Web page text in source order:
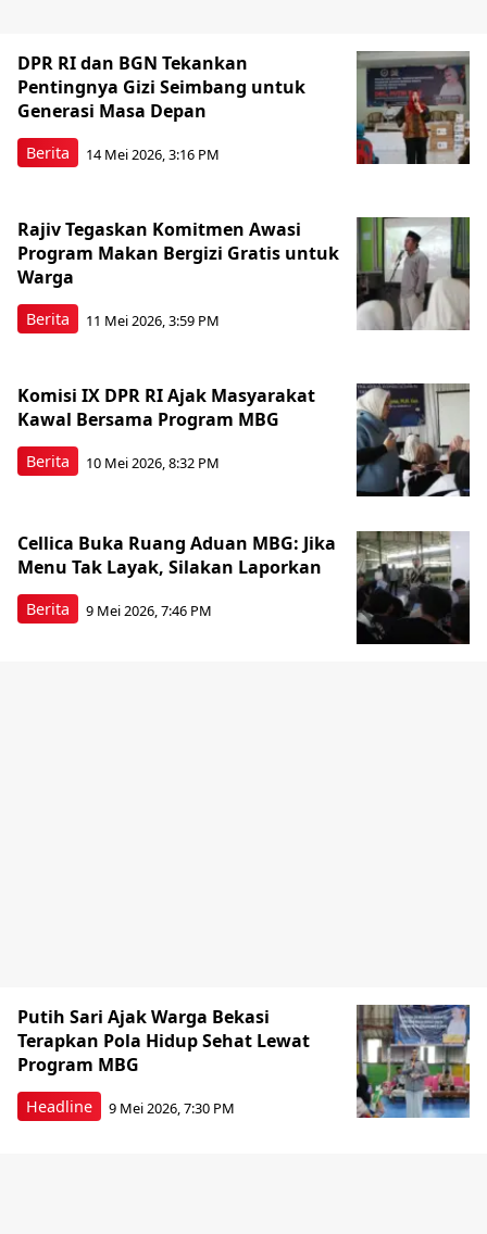
Berita
DPR RI dan BGN Tekankan
Pentingnya Gizi Seimbang untuk
Generasi Masa Depan
14 Mei 2026, 3:16 PM
Berita
Rajiv Tegaskan Komitmen Awasi
Program Makan Bergizi Gratis untuk
Warga
11 Mei 2026, 3:59 PM
Berita
Komisi IX DPR RI Ajak Masyarakat
Kawal Bersama Program MBG
10 Mei 2026, 8:32 PM
Berita
Cellica Buka Ruang Aduan MBG: Jika
Menu Tak Layak, Silakan Laporkan
9 Mei 2026, 7:46 PM
Headline
Putih Sari Ajak Warga Bekasi
Terapkan Pola Hidup Sehat Lewat
Program MBG
9 Mei 2026, 7:30 PM